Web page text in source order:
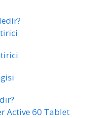
Active 60 Tablet